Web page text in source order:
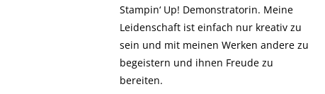
Stampin‘ Up! Demonstratorin. Meine
Leidenschaft ist einfach nur kreativ zu
sein und mit meinen Werken andere zu
begeistern und ihnen Freude zu
bereiten.